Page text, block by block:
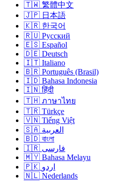
🇹🇼 繁體中文
🇯🇵 日本語
🇰🇷 한국어
🇷🇺 Русский
🇪🇸 Español
🇩🇪 Deutsch
🇮🇹 Italiano
🇧🇷 Português (Brasil)
🇮🇩 Bahasa Indonesia
🇮🇳 हिंदी
🇹🇭 ภาษาไทย
🇹🇷 Türkçe
🇻🇳 Tiếng Việt
🇸🇦 العربية
🇧🇩 বাংলা
🇮🇷 فارسی
🇲🇾 Bahasa Melayu
🇵🇰 اردو
🇳🇱 Nederlands